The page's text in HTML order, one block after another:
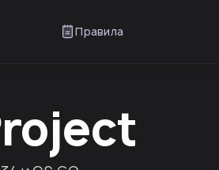
Правила